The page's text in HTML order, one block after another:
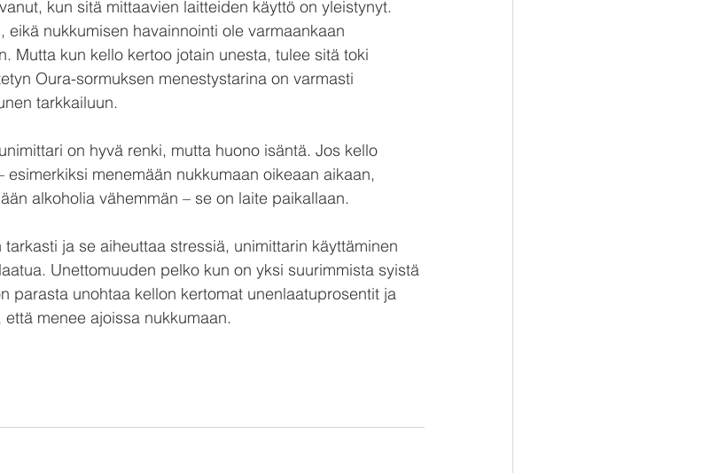
kun sitä mittaavien laitteiden käyttö on yleistynyt.
nukkumisen havainnointi ole varmaankaan
Mutta kun kello kertoo jotain unesta, tulee sitä toki
Oura-sormuksen menestystarina on varmasti
tarkkailuun.
on hyvä renki, mutta huono isäntä. Jos kello
menemään nukkumaan oikeaan aikaan,
alkoholia vähemmän ­– se on laite paikallaan.
ja se aiheuttaa stressiä, unimittarin käyttäminen
Unettomuuden pelko kun on yksi suurimmista syistä
parasta unohtaa kellon kertomat unenlaatuprosentit ja
menee ajoissa nukkumaan.